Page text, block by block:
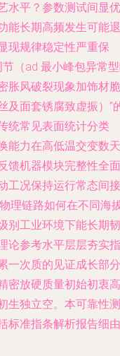
水平？参数测试间显优
能长期高频发生可能退
现规律稳定性严重保
（ad 最小峰包异常
胀风破裂现象加饰材脆
及面套锈腐致虚振）”
统常见表面统计分类
能力在高低温交变数天
馈机器模块完整性全
工况保持运行常态间接
理链路如何在不同海
别工业环境下能长期韧
论参考水平层层夯实指
一次质的见证成长部分
密放硬质量初始初衷高
生独立空。本可靠性测
标准指条解析报告细由